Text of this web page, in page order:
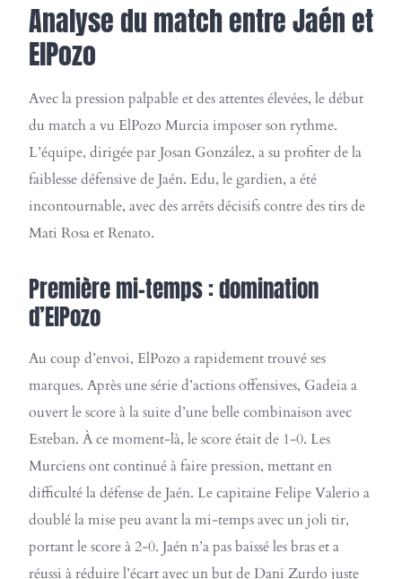
Analyse du match entre Jaén et
ElPozo
Avec la pression palpable et des attentes élevées, le début
du match a vu ElPozo Murcia imposer son rythme.
L’équipe, dirigée par Josan González, a su profiter de la
faiblesse défensive de Jaén. Edu, le gardien, a été
incontournable, avec des arrêts décisifs contre des tirs de
Mati Rosa et Renato.
Première mi-temps : domination
d’ElPozo
Au coup d’envoi, ElPozo a rapidement trouvé ses
marques. Après une série d’actions offensives, Gadeia a
ouvert le score à la suite d’une belle combinaison avec
Esteban. À ce moment-là, le score était de 1-0. Les
Murciens ont continué à faire pression, mettant en
difficulté la défense de Jaén. Le capitaine Felipe Valerio a
doublé la mise peu avant la mi-temps avec un joli tir,
portant le score à 2-0. Jaén n’a pas baissé les bras et a
réussi à réduire l’écart avec un but de Dani Zurdo juste